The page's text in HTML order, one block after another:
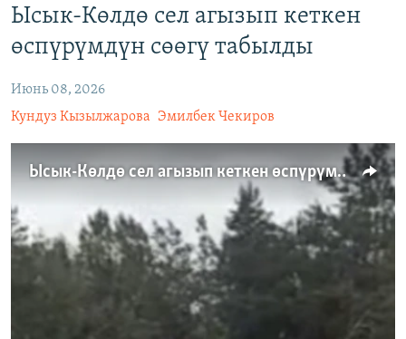
Ысык-Көлдө сел агызып кеткен
өспүрүмдүн сөөгү табылды
Июнь 08, 2026
Кундуз Кызылжарова
Эмилбек Чекиров
Ысык-Көлдө сел агызып кеткен өспүрүмдүн сөөгү табылды